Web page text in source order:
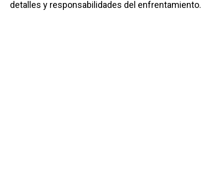
detalles y responsabilidades del enfrentamiento.